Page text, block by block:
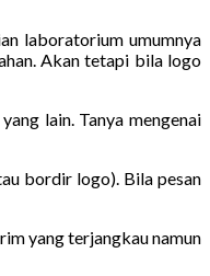
laboratorium umumnya
Akan tetapi bila logo
lain. Tanya mengenai
bordir logo). Bila pesan
yang terjangkau namun